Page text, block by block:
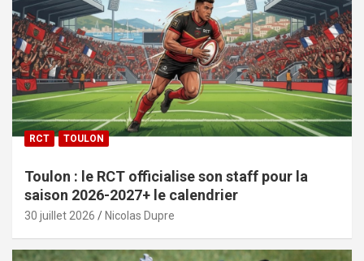
RCT TOULON
Toulon : le RCT officialise son staff pour la
saison 2026-2027+ le calendrier
30 juillet 2026 Nicolas Dupre